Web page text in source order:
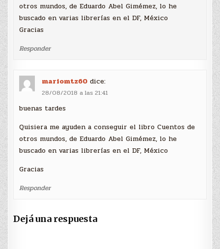
otros mundos, de Eduardo Abel Gimémez, lo he
buscado en varias librerías en el DF, México
Gracias
Responder
mariomtz60 dice:
28/08/2018 a las 21:41
buenas tardes
Quisiera me ayuden a conseguir el libro Cuentos de
otros mundos, de Eduardo Abel Gimémez, lo he
buscado en varias librerías en el DF, México
Gracias
Responder
Dejá una respuesta